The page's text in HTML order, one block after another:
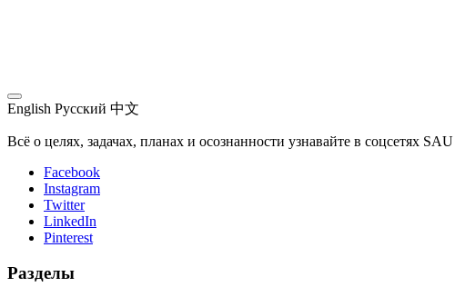
English Русский 中文
Всё о целях, задачах, планах и осознанности узнавайте в соцсетях SAU
Facebook
Instagram
Twitter
LinkedIn
Pinterest
Разделы